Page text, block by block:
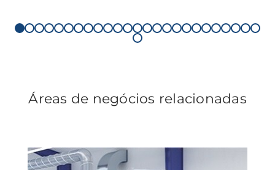
Áreas de negócios relacionadas